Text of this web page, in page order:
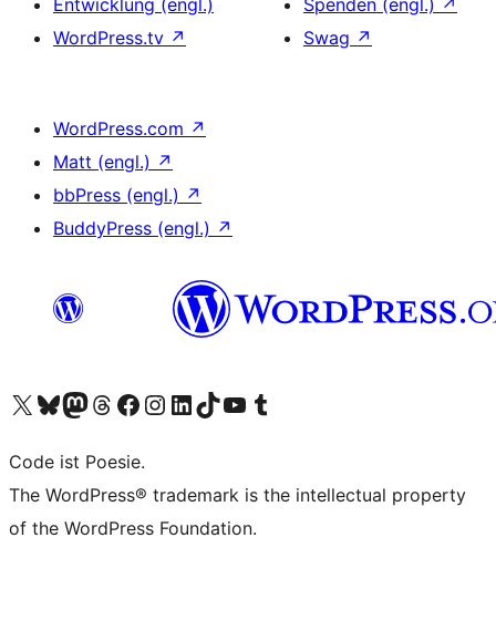
Entwicklung (engl.)
WordPress.tv ↗
Spenden (engl.) ↗
Swag ↗
WordPress.com ↗
Matt (engl.) ↗
bbPress (engl.) ↗
BuddyPress (engl.) ↗
Unser X-Konto (früher Twitter) besuchen
Unser Bluesky-Konto besuchen
Unser Mastodon-Konto besuchen
Unser Threads-Konto besuchen
Unsere Facebook-Seite besuchen
Unser Instagram-Konto besuchen
Unser LinkedIn-Konto besuchen
Unser TikTok-Konto besuchen
Unseren YouTube-Kanal besuchen
Unser Tumblr-Konto besuchen
Code ist Poesie.
The WordPress® trademark is the intellectual property
of the WordPress Foundation.